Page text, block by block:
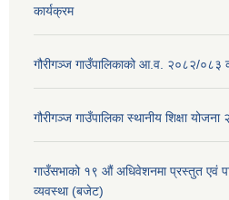
कार्यक्रम
गौरीगञ्ज गाउँपालिकाको आ.व. २०८२/०८३
गौरीगञ्ज गाउँपालिका स्थानीय शिक्षा
गाउँसभाको १९ ‌औं अधिवेशनमा प्रस्तुत एवं
व्यवस्था (बजेट)